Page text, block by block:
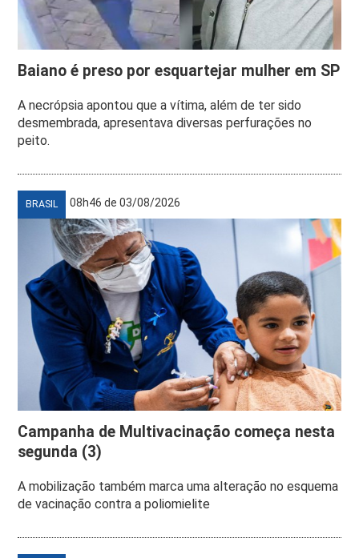
Baiano é preso por esquartejar mulher em SP
A necrópsia apontou que a vítima, além de ter sido
desmembrada, apresentava diversas perfurações no
peito.
BRASIL 08h46 de 03/08/2026
Campanha de Multivacinação começa nesta
segunda (3)
A mobilização também marca uma alteração no esquema
de vacinação contra a poliomielite